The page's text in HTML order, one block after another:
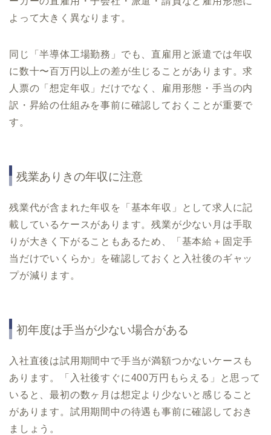
よって大きく異なります。
同じ「半導体工場勤務」でも、直雇用と派遣では年収
に数十〜百万円以上の差が生じることがあります。求
人票の「想定年収」だけでなく、雇用形態・手当の内
訳・昇給の仕組みを事前に確認しておくことが重要で
す。
残業ありきの年収に注意
残業代が含まれた年収を「基本年収」として求人に記
載しているケースがあります。残業が少ない月は手取
りが大きく下がることもあるため、「基本給＋固定手
当だけでいくらか」を確認しておくと入社後のギャッ
プが減ります。
初年度は手当が少ない場合がある
入社直後は試用期間中で手当が満額つかないケースも
あります。「入社後すぐに400万円もらえる」と思って
いると、最初の数ヶ月は想定より少ないと感じること
があります。試用期間中の待遇も事前に確認しておき
ましょう。